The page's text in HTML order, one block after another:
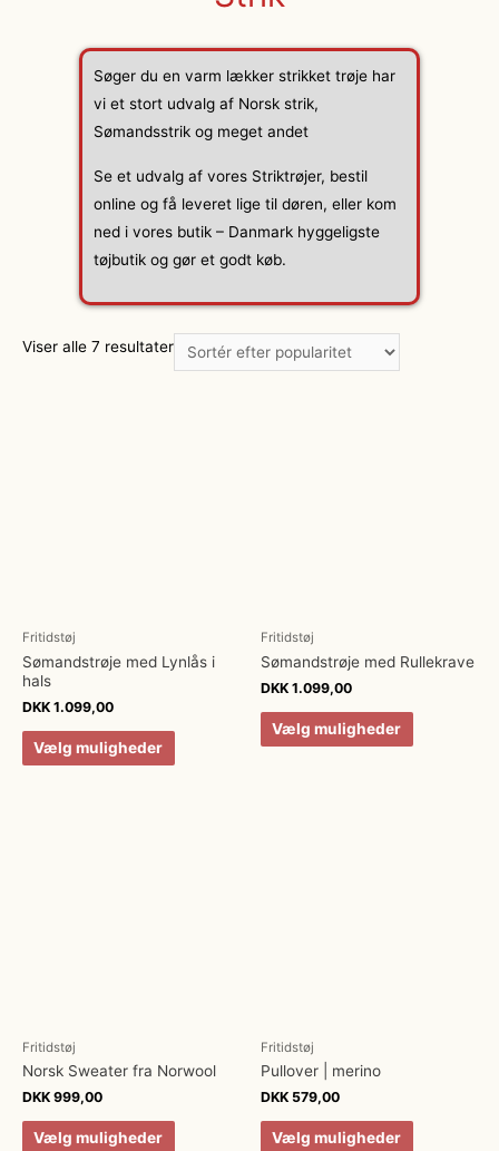
Søger du en varm lækker strikket trøje har
vi et stort udvalg af Norsk strik,
Sømandsstrik og meget andet
Se et udvalg af vores Striktrøjer, bestil
online og få leveret lige til døren, eller kom
ned i vores butik – Danmark hyggeligste
tøjbutik og gør et godt køb.
Viser alle 7 resultater
Fritidstøj
Sømandstrøje med Lynlås i
hals
DKK 1.099,00
Vælg muligheder
Fritidstøj
Sømandstrøje med Rullekrave
DKK 1.099,00
Vælg muligheder
Fritidstøj
Norsk Sweater fra Norwool
DKK 999,00
Vælg muligheder
Fritidstøj
Pullover | merino
DKK 579,00
Vælg muligheder